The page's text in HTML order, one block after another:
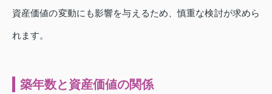
資産価値の変動にも影響を与えるため、慎重な検討が求めら
れます。
築年数と資産価値の関係